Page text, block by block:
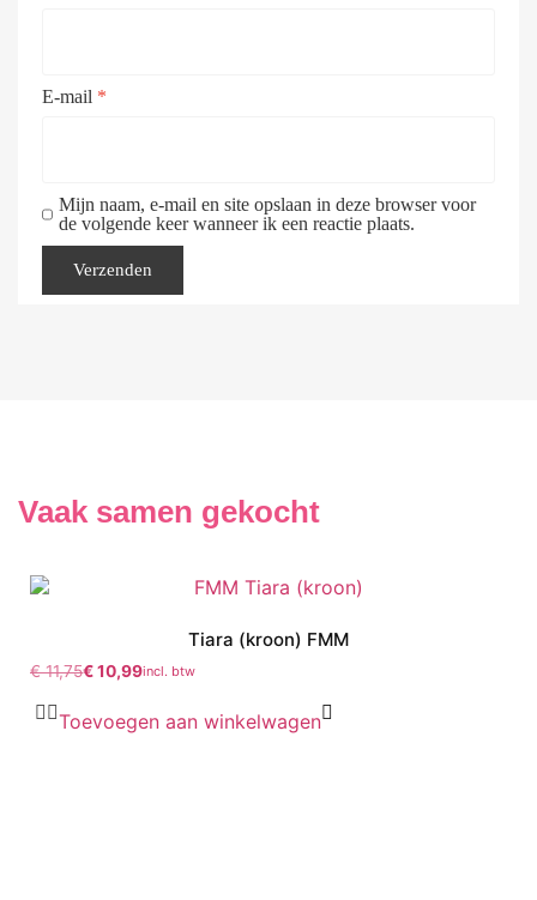
E-mail *
Mijn naam, e-mail en site opslaan in deze browser voor
de volgende keer wanneer ik een reactie plaats.
Vaak samen gekocht
Tiara (kroon) FMM
€11,75€10,99incl. btw
Toevoegen aan winkelwagen